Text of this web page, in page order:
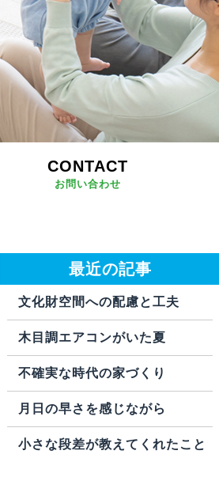
CONTACT
お問い合わせ
最近の記事
文化財空間への配慮と工夫
木目調エアコンがいた夏
不確実な時代の家づくり
月日の早さを感じながら
小さな段差が教えてくれたこと